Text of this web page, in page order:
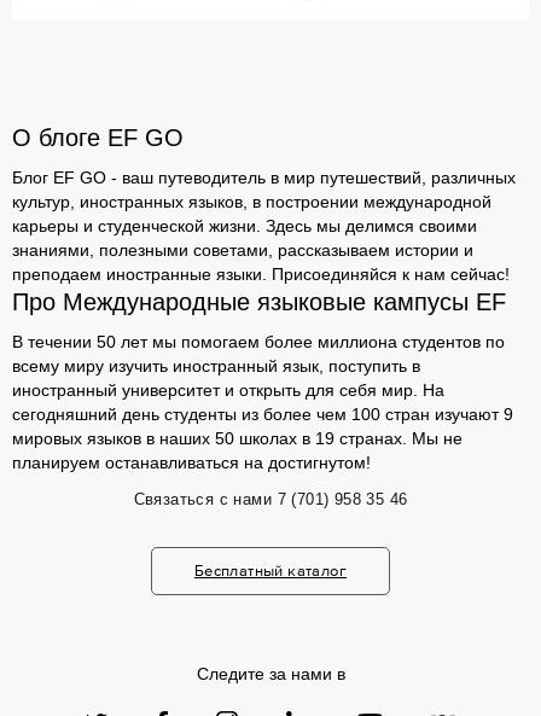
О блоге EF GO
Блог EF GO - ваш путеводитель в мир путешествий, различных
культур, иностранных языков, в построении международной
карьеры и студенческой жизни. Здесь мы делимся своими
знаниями, полезными советами, рассказываем истории и
преподаем иностранные языки. Присоединяйся к нам сейчас!
Про Международные языковые кампусы EF
В течении 50 лет мы помогаем более миллиона студентов по
всему миру изучить иностранный язык, поступить в
иностранный университет и открыть для себя мир. На
сегодняшний день студенты из более чем 100 стран изучают 9
мировых языков в наших 50 школах в 19 странах. Мы не
планируем останавливаться на достигнутом!
Связаться с нами 7 (701) 958 35 46
Бесплатный каталог
Следите за нами в